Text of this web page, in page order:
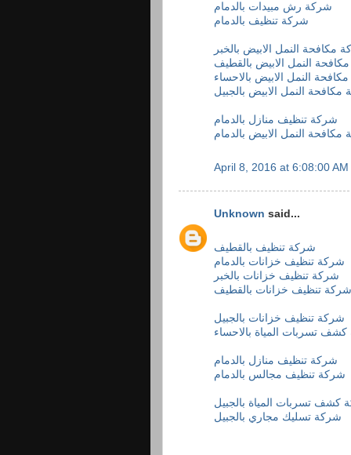
شركة رش مبيدات بالدمام
شركة تنظيف بالدمام
مكافحة النمل الابيض بالخبر
النمل الابيض بالقطيف
النمل الابيض بالاحساء
مكافحة النمل الابيض بالجبيل
شركة تنظيف منازل بالدمام
مكافحة النمل الابيض بالدمام
April 8, 2016 at 6:08:00 AM
Unknown said...
شركة تنظيف بالقطيف
شركة تنظيف خزانات بالدمام
شركة تنظيف خزانات بالخبر
شركة تنظيف خزانات بالقطيف
شركة تنظيف خزانات بالجبيل
تسربات المياة بالاحساء
شركة تنظيف منازل بالدمام
شركة تنظيف مجالس بالدمام
كشف تسربات المياة بالجبيل
شركة تسليك مجاري بالجبيل